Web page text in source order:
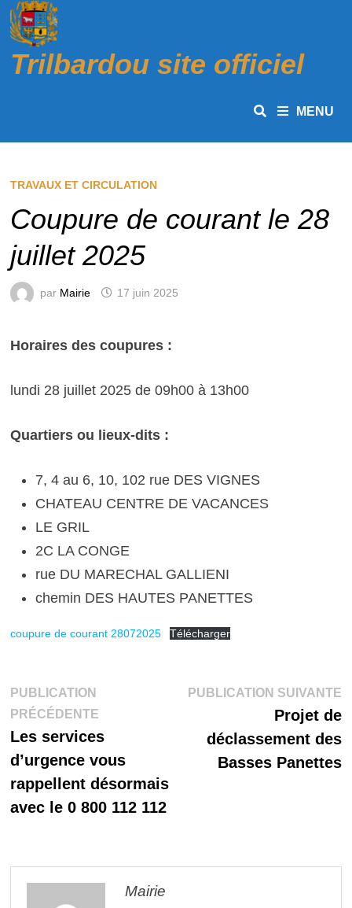
Passer
au
contenu
Trilbardou site officiel
MENU
TRAVAUX ET CIRCULATION
Coupure de courant le 28
juillet 2025
par Mairie 17 juin 2025
Horaires des coupures :
lundi 28 juillet 2025 de 09h00 à 13h00
Quartiers ou lieux-dits :
7, 4 au 6, 10, 102 rue DES VIGNES
CHATEAU CENTRE DE VACANCES
LE GRIL
2C LA CONGE
rue DU MARECHAL GALLIENI
chemin DES HAUTES PANETTES
coupure de courant 28072025 Télécharger
Navigation
de
l’article
PUBLICATION
PRÉCÉDENTE
précédente :
Les services
d’urgence vous
rappellent désormais
avec le 0 800 112 112
PUBLICATION SUIVANTE
Projet de
déclassement des
Basses Panettes
Mairie